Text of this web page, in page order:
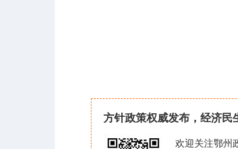
方针政策权威发布，经济民
欢迎关注鄂州